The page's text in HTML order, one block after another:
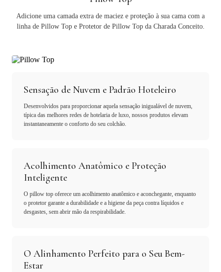
Adicione uma camada extra de maciez e proteção à sua cama com a
linha de Pillow Top e Protetor de Pillow Top da Charada Conceito.
Sensação de Nuvem e Padrão Hoteleiro
Desenvolvidos para proporcionar aquela sensação inigualável de nuvem,
típica das melhores redes de hotelaria de luxo, nossos produtos elevam
instantaneamente o conforto do seu colchão.
Acolhimento Anatômico e Proteção
Inteligente
O pillow top oferece um acolhimento anatômico e aconchegante, enquanto
o protetor garante a durabilidade e a higiene da peça contra líquidos e
desgastes, sem abrir mão da respirabilidade.
O Alinhamento Perfeito para o Seu Bem-
Estar